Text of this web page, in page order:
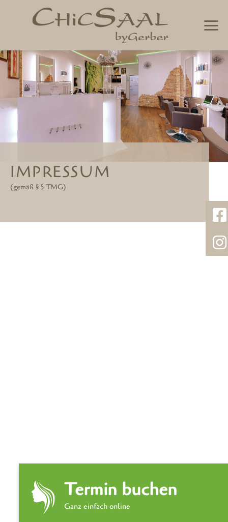
IMPRESSUM
(gemäß § 5 TMG)
Termin buchen
Ganz einfach online